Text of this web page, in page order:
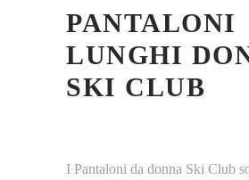
PANTALONI
LUNGHI
SKI CLUB
I Pantaloni da donna Ski Club